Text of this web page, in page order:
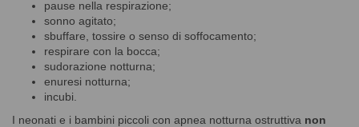
pause nella respirazione;
sonno agitato;
sbuffare, tossire o senso di soffocamento;
respirare con la bocca;
sudorazione notturna;
enuresi notturna;
incubi.
I neonati e i bambini piccoli con apnea notturna ostruttiva non